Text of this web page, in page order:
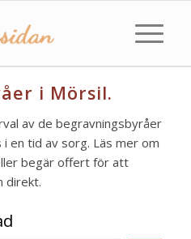
i Mörsil.
av de begravningsbyråer
en tid av sorg. Läs mer om
begär offert för att
direkt.